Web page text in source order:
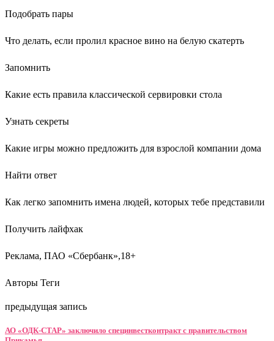
Подобрать пары
Что делать, если пролил красное вино на белую скатерть
Запомнить
Какие есть правила классической сервировки стола
Узнать секреты
Какие игры можно предложить для взрослой компании дома
Найти ответ
Как легко запомнить имена людей, которых тебе представили
Получить лайфхак
Реклама, ПАО «Сбербанк»,18+
Авторы Теги
предыдущая запись
АО «ОДК-СТАР» заключило специнвестконтракт с правительством